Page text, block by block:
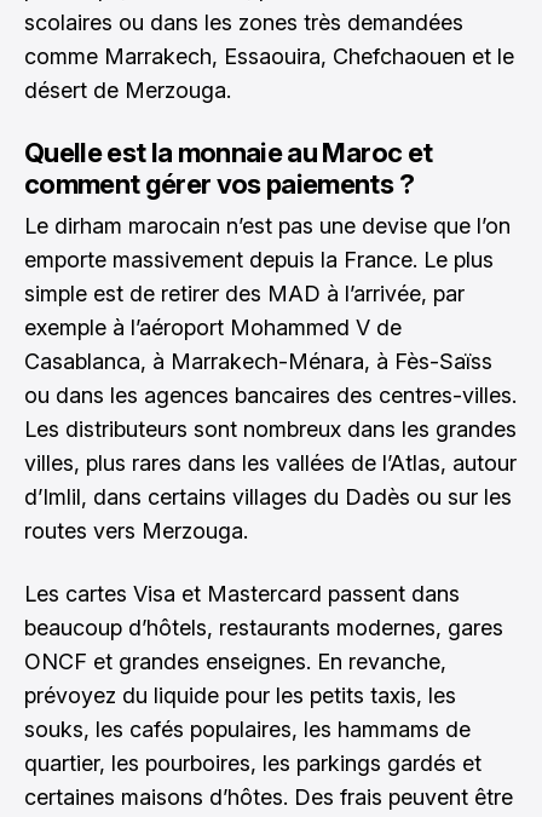
scolaires ou dans les zones très demandées
comme Marrakech, Essaouira, Chefchaouen et le
désert de Merzouga.
Quelle est la monnaie au Maroc et
comment gérer vos paiements ?
Le dirham marocain n’est pas une devise que l’on
emporte massivement depuis la France. Le plus
simple est de retirer des MAD à l’arrivée, par
exemple à l’aéroport Mohammed V de
Casablanca, à Marrakech-Ménara, à Fès-Saïss
ou dans les agences bancaires des centres-villes.
Les distributeurs sont nombreux dans les grandes
villes, plus rares dans les vallées de l’Atlas, autour
d’Imlil, dans certains villages du Dadès ou sur les
routes vers Merzouga.
Les cartes Visa et Mastercard passent dans
beaucoup d’hôtels, restaurants modernes, gares
ONCF et grandes enseignes. En revanche,
prévoyez du liquide pour les petits taxis, les
souks, les cafés populaires, les hammams de
quartier, les pourboires, les parkings gardés et
certaines maisons d’hôtes. Des frais peuvent être